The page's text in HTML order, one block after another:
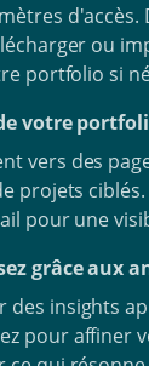
d'accès.
ou
portfolio si
votre
vers des
projets ciblés.
pour une
grâce aux
des insights
pour affiner